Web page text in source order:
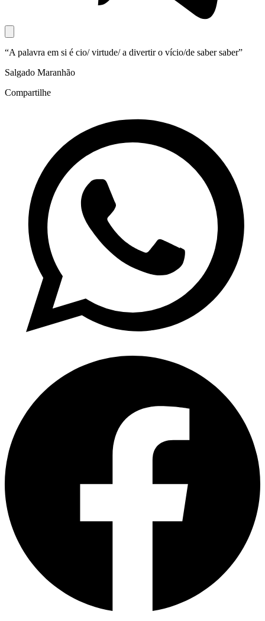
“A palavra em si é cio/virtude/a divertir o vício/de saber saber”
Salgado Maranhão
Compartilhe